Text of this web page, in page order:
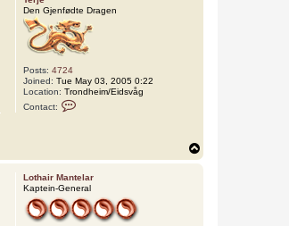
a
u
e
g
t
e
Den Gjenfødte Dragen
Posts: 4724
Joined: Tue May 03, 2005 0:22
Location: Trondheim/Eidsvåg
Contact:
T
e
r
j
e
Lothair Mantelar
Kaptein-General